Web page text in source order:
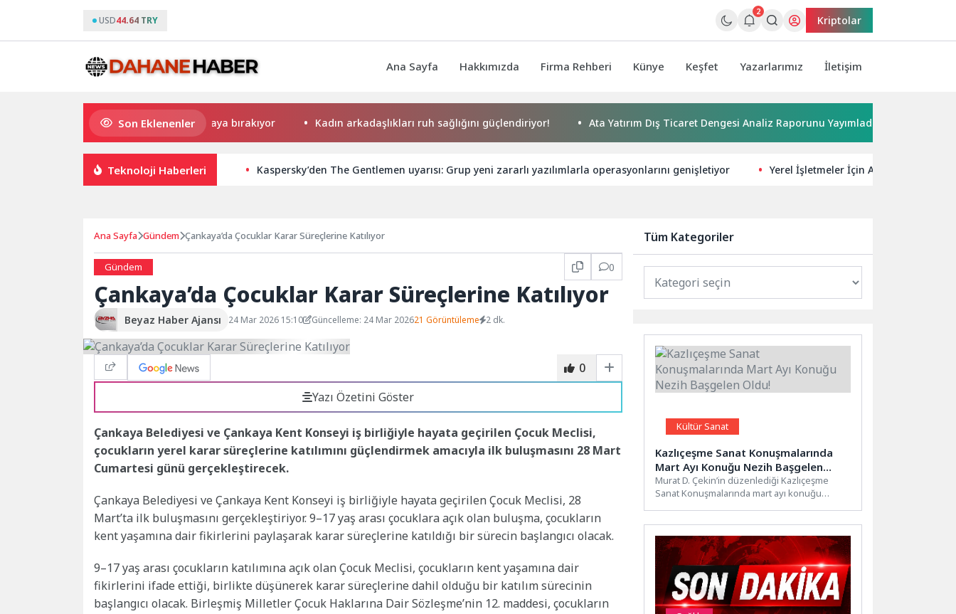
USD44.64 TRY
2
Kriptolar
Ana Sayfa Hakkımızda Firma Rehberi Künye Keşfet Yazarlarımız İletişim
Son Eklenenler
Uygulamalar yerini yapay zekaya bırakıyor Kadın arkadaşlıkları ruh sağlığını güçlendiriyor! Ata Yatırım Dış Ticaret Dengesi Analiz Raporunu Yayımladı
Teknoloji Haberleri Kaspersky’den The Gentlemen uyarısı: Grup yeni zararlı yazılımlarla operasyonlarını genişletiyor Yerel İşletmeler İçin Akıllı SEO
Ana Sayfa Gündem Çankaya’da Çocuklar Karar Süreçlerine Katılıyor
Gündem 0
Çankaya’da Çocuklar Karar Süreçlerine Katılıyor
Beyaz Haber Ajansı 24 Mar 2026 15:10 Güncelleme: 24 Mar 202621 Görüntüleme 2 dk.
0
Yazı Özetini Göster
Çankaya Belediyesi ve Çankaya Kent Konseyi iş birliğiyle hayata geçirilen Çocuk Meclisi,
çocukların yerel karar süreçlerine katılımını güçlendirmek amacıyla ilk buluşmasını 28 Mart
Cumartesi günü gerçekleştirecek.
Çankaya Belediyesi ve Çankaya Kent Konseyi iş birliğiyle hayata geçirilen Çocuk Meclisi, 28
Mart’ta ilk buluşmasını gerçekleştiriyor. 9–17 yaş arası çocuklara açık olan buluşma, çocukların
kent yaşamına dair fikirlerini paylaşarak karar süreçlerine katıldığı bir sürecin başlangıcı olacak.
9–17 yaş arası çocukların katılımına açık olan Çocuk Meclisi, çocukların kent yaşamına dair
fikirlerini ifade ettiği, birlikte düşünerek karar süreçlerine dahil olduğu bir katılım sürecinin
başlangıcı olacak. Birleşmiş Milletler Çocuk Haklarına Dair Sözleşme’nin 12. maddesi, çocukların
Tüm Kategoriler
Kültür Sanat
Kazlıçeşme Sanat Konuşmalarında
Mart Ayı Konuğu Nezih Başgelen
Oldu!
Murat D. Çekin’in düzenlediği Kazlıçeşme
Sanat Konuşmalarında mart ayı konuğu